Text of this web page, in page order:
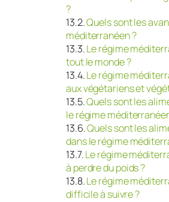
?
Quels sont les
méditerranéen ?
Le régime
tout le monde ?
Le régime
aux végétariens et
Quels sont les
le régime
Quels sont les
dans le régime
Le régime
à perdre du poids ?
Le régime
difficile à suivre ?